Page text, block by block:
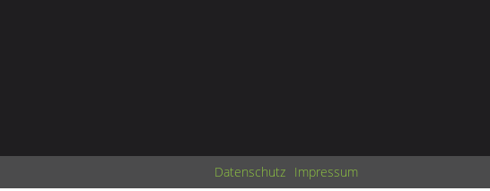
Datenschutz Impressum